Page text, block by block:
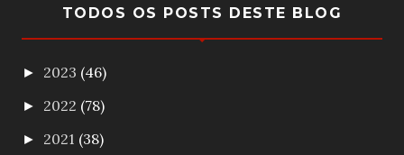
TODOS OS POSTS DESTE BLOG
► 2023 (46)
► 2022 (78)
► 2021 (38)